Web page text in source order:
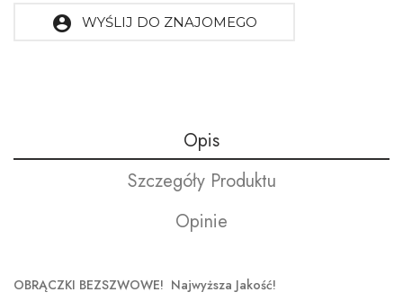
account_circle WYŚLIJ DO ZNAJOMEGO
Opis
Szczegóły Produktu
Opinie
OBRĄCZKI BEZSZWOWE! Najwyższa Jakość!